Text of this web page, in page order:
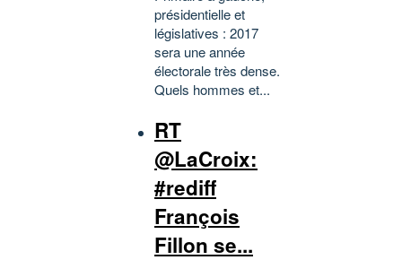
présidentielle et
législatives : 2017
sera une année
électorale très dense.
Quels hommes et...
RT
@LaCroix:
#rediff
François
Fillon se...